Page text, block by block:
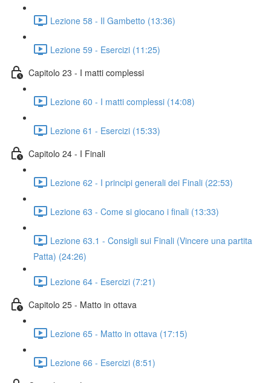
Lezione 58 - Il Gambetto (13:36)
Lezione 59 - Esercizi (11:25)
Capitolo 23 - I matti complessi
Lezione 60 - I matti complessi (14:08)
Lezione 61 - Esercizi (15:33)
Capitolo 24 - I Finali
Lezione 62 - I principi generali dei Finali (22:53)
Lezione 63 - Come si giocano i finali (13:33)
Lezione 63.1 - Consigli sui Finali (Vincere una partita
Patta) (24:26)
Lezione 64 - Esercizi (7:21)
Capitolo 25 - Matto in ottava
Lezione 65 - Matto in ottava (17:15)
Lezione 66 - Esercizi (8:51)